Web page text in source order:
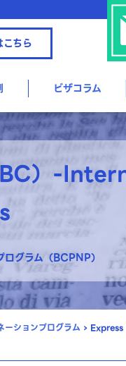
ちら
ビザコラム
）-
グラム（BCPNP）
ーションプログラム ›